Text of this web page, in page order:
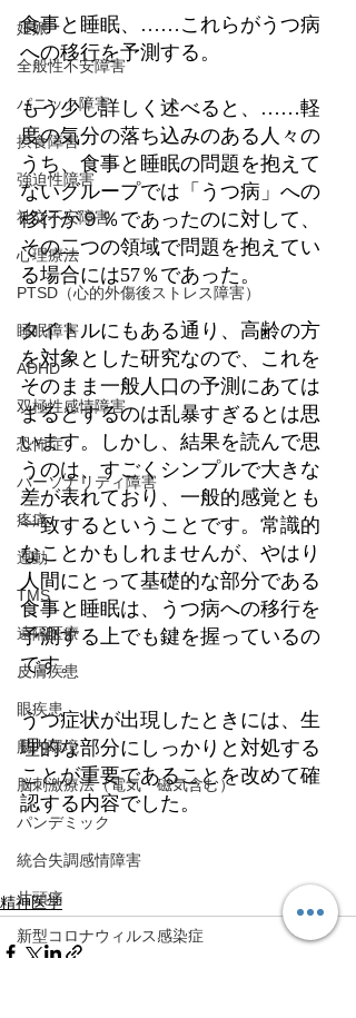
妊娠
全般性不安障害
パニック障害
摂食障害
強迫性障害
社交不安障害
心理療法
PTSD（心的外傷後ストレス障害）
睡眠障害
ADHD
双極性感情障害
恐怖症
パーソナリティ障害
疼痛
運動
TMS
遠隔医療
皮膚疾患
眼疾患
腸内環境
脳刺激療法（電気・磁気含む）
パンデミック
統合失調感情障害
片頭痛
新型コロナウィルス感染症
食事と睡眠、……これらがうつ病
への移行を予測する。
もう少し詳しく述べると、……軽
度の気分の落ち込みのある人々の
うち、食事と睡眠の問題を抱えて
ないグループでは「うつ病」への
移行が９％であったのに対して、
その二つの領域で問題を抱えてい
る場合には57％であった。
タイトルにもある通り、高齢の方
を対象とした研究なので、これを
そのまま一般人口の予測にあては
まるとするのは乱暴すぎるとは思
います。しかし、結果を読んで思
うのは、すごくシンプルで大きな
差が表れており、一般的感覚とも
一致するということです。常識的
なことかもしれませんが、やはり
人間にとって基礎的な部分である
食事と睡眠は、うつ病への移行を
予測する上でも鍵を握っているの
です。
うつ症状が出現したときには、生
理的な部分にしっかりと対処する
ことが重要であることを改めて確
認する内容でした。
精神医学